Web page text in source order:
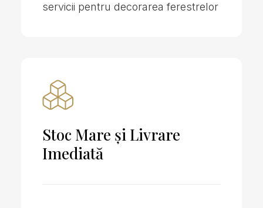
servicii pentru decorarea ferestrelor
Stoc Mare și Livrare
Imediată